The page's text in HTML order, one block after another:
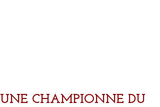
UNE CHAMPIONNE DU